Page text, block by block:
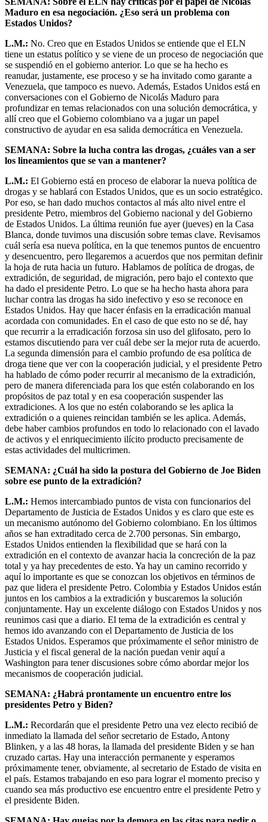
Maduro en esa negociación. ¿Eso será un problema con
Estados Unidos?
L.M.: No. Creo que en Estados Unidos se entiende que el ELN
tiene un estatus político y se viene de un proceso de negociación que
se suspendió en el gobierno anterior. Lo que se ha hecho es
reanudar, justamente, ese proceso y se ha invitado como garante a
Venezuela, que tampoco es nuevo. Además, Estados Unidos está en
conversaciones con el Gobierno de Nicolás Maduro para
profundizar en temas relacionados con una solución democrática, y
allí creo que el Gobierno colombiano va a jugar un papel
constructivo de ayudar en esa salida democrática en Venezuela.
SEMANA: Sobre la lucha contra las drogas, ¿cuáles van a ser
los lineamientos que se van a mantener?
L.M.: El Gobierno está en proceso de elaborar la nueva política de
drogas y se hablará con Estados Unidos, que es un socio estratégico.
Por eso, se han dado muchos contactos al más alto nivel entre el
presidente Petro, miembros del Gobierno nacional y del Gobierno
de Estados Unidos. La última reunión fue ayer (jueves) en la Casa
Blanca, donde tuvimos una discusión sobre temas clave. Revisamos
cuál sería esa nueva política, en la que tenemos puntos de encuentro
y desencuentro, pero llegaremos a acuerdos que nos permitan definir
la hoja de ruta hacia un futuro. Hablamos de política de drogas, de
extradición, de seguridad, de migración, pero bajo el contexto que
ha dado el presidente Petro. Lo que se ha hecho hasta ahora para
luchar contra las drogas ha sido inefectivo y eso se reconoce en
Estados Unidos. Hay que hacer énfasis en la erradicación manual
acordada con comunidades. En el caso de que esto no se dé, hay
que recurrir a la erradicación forzosa sin uso del glifosato, pero lo
estamos discutiendo para ver cuál debe ser la mejor ruta de acuerdo.
La segunda dimensión para el cambio profundo de esa política de
droga tiene que ver con la cooperación judicial, y el presidente Petro
ha hablado de cómo poder recurrir al mecanismo de la extradición,
pero de manera diferenciada para los que estén colaborando en los
propósitos de paz total y en esa cooperación suspender las
extradiciones. A los que no estén colaborando se les aplica la
extradición o a quienes reincidan también se les aplica. Además,
debe haber cambios profundos en todo lo relacionado con el lavado
de activos y el enriquecimiento ilícito producto precisamente de
estas actividades del multicrimen.
SEMANA: ¿Cuál ha sido la postura del Gobierno de Joe Biden
sobre ese punto de la extradición?
L.M.: Hemos intercambiado puntos de vista con funcionarios del
Departamento de Justicia de Estados Unidos y es claro que este es
un mecanismo autónomo del Gobierno colombiano. En los últimos
años se han extraditado cerca de 2.700 personas. Sin embargo,
Estados Unidos entienden la flexibilidad que se hará con la
extradición en el contexto de avanzar hacia la concreción de la paz
total y ya hay precedentes de esto. Ya hay un camino recorrido y
aquí lo importante es que se conozcan los objetivos en términos de
paz que lidera el presidente Petro. Colombia y Estados Unidos están
juntos en los cambios a la extradición y buscaremos la solución
conjuntamente. Hay un excelente diálogo con Estados Unidos y nos
reunimos casi que a diario. El tema de la extradición es central y
hemos ido avanzando con el Departamento de Justicia de los
Estados Unidos. Esperamos que próximamente el señor ministro de
Justicia y el fiscal general de la nación puedan venir aquí a
Washington para tener discusiones sobre cómo abordar mejor los
mecanismos de cooperación judicial.
SEMANA: ¿Habrá prontamente un encuentro entre los
presidentes Petro y Biden?
L.M.: Recordarán que el presidente Petro una vez electo recibió de
inmediato la llamada del señor secretario de Estado, Antony
Blinken, y a las 48 horas, la llamada del presidente Biden y se han
cruzado cartas. Hay una interacción permanente y esperamos
próximamente tener, obviamente, al secretario de Estado de visita en
el país. Estamos trabajando en eso para lograr el momento preciso y
cuando sea más productivo ese encuentro entre el presidente Petro y
el presidente Biden.